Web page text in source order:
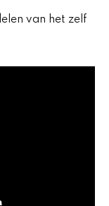
van het zelf